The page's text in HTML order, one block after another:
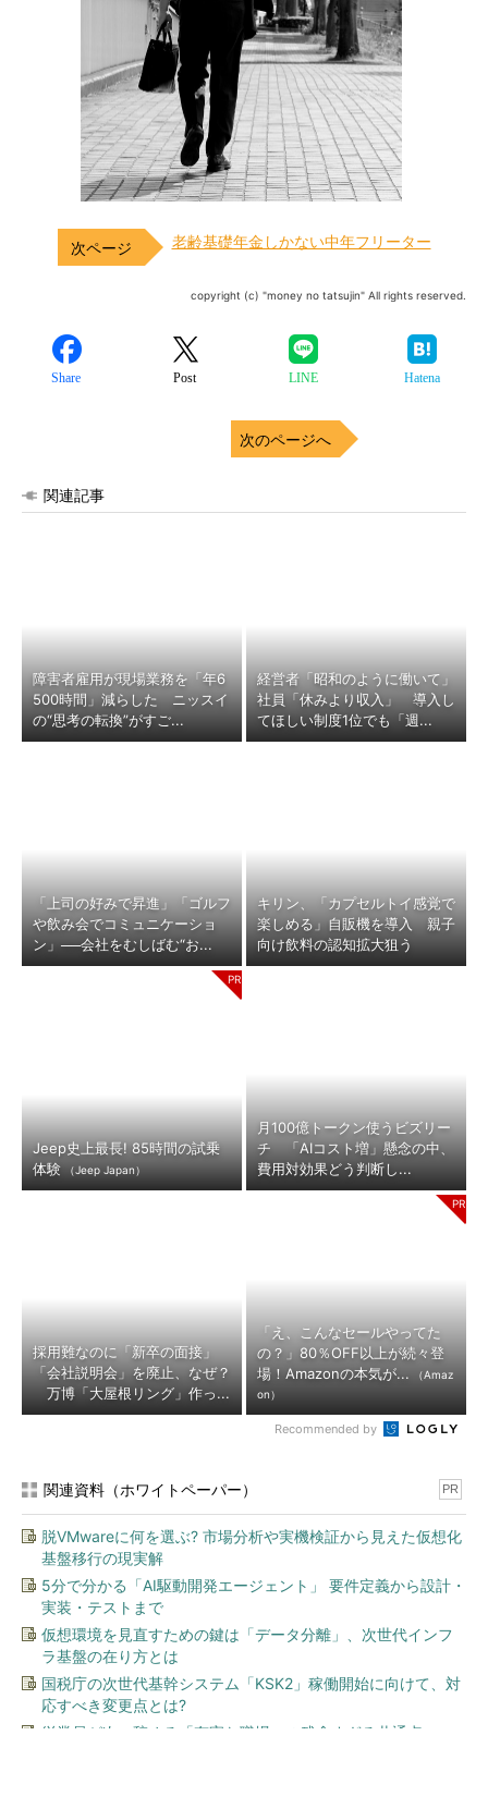
老齢基礎年金しかない中年フリーター
copyright (c) "money no tatsujin" All rights reserved.
Share Post LINE Hatena
次のページへ
関連記事
障害者雇用が現場業務を「年6
500時間」減らした ニッスイ
の“思考の転換”がすご...
経営者「昭和のように働いて」
社員「休みより収入」 導入し
てほしい制度1位でも「週...
「上司の好みで昇進」「ゴルフ
や飲み会でコミュニケーショ
ン」──会社をむしばむ“お...
キリン、「カプセルトイ感覚で
楽しめる」自販機を導入 親子
向け飲料の認知拡大狙う
Jeep史上最長! 85時間の試乗
体験
（Jeep Japan）
月100億トークン使うビズリー
チ 「AIコスト増」懸念の中、
費用対効果どう判断し...
採用難なのに「新卒の面接」
「会社説明会」を廃止、なぜ？
万博「大屋根リング」作っ...
「え、こんなセールやってた
の？」80％OFF以上が続々登
場！Amazonの本気が...
（Amaz
on）
Recommended by
関連資料（ホワイトペーパー） PR
脱VMwareに何を選ぶ? 市場分析や実機検証から見えた仮想化
基盤移行の現実解
5分で分かる「AI駆動開発エージェント」 要件定義から設計・
実装・テストまで
仮想環境を見直すための鍵は「データ分離」、次世代インフ
ラ基盤の在り方とは
国税庁の次世代基幹システム「KSK2」稼働開始に向けて、対
応すべき変更点とは?
従業員が次々辞める「有害な職場」の残念すぎる共通点